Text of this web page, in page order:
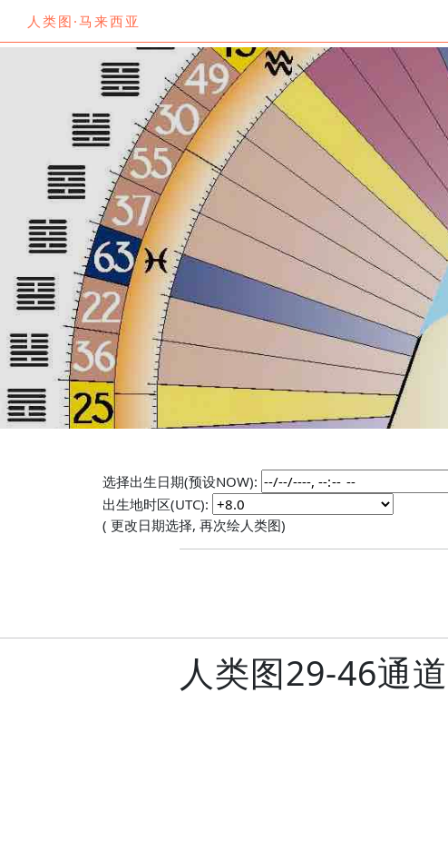
人类图·马来西亚
选择出生日期(预设NOW):
出生地时区(UTC):
( 更改日期选择, 再次绘人类图)
人类图29-46通